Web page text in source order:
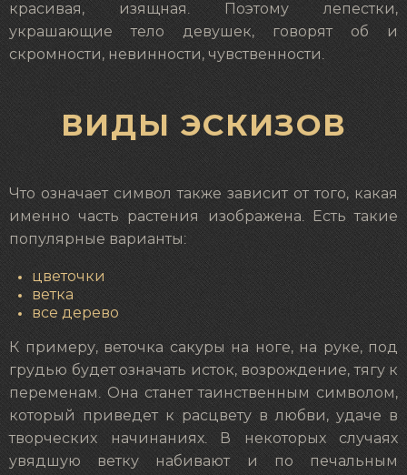
красивая, изящная. Поэтому лепестки,
украшающие тело девушек, говорят об и
скромности, невинности, чувственности.
ВИДЫ ЭСКИЗОВ
Что означает символ также зависит от того, какая
именно часть растения изображена. Есть такие
популярные варианты:
цветочки
ветка
все дерево
К примеру, веточка сакуры на ноге, на руке, под
грудью будет означать исток, возрождение, тягу к
переменам. Она станет таинственным символом,
который приведет к расцвету в любви, удаче в
творческих начинаниях. В некоторых случаях
увядшую ветку набивают и по печальным